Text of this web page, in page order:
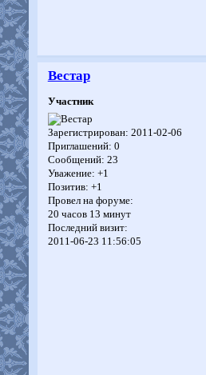
Вестар
Участник
Зарегистрирован: 2011-02-06
Приглашений: 0
Сообщений: 23
Уважение: +1
Позитив: +1
Провел на форуме:
20 часов 13 минут
Последний визит:
2011-06-23 11:56:05